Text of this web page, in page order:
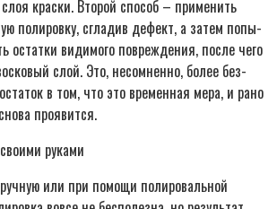
слоя крас­ки. Вто­рой спо­соб – при­ме­нить
поли­ров­ку, сгла­див дефект, а затем попы­
остат­ки види­мо­го повре­жде­ния, после чего
слой. Это, несо­мнен­но, более без­
в том, что это вре­мен­ная мера, и рано
проявится.
или при помо­щи поли­ро­валь­ной